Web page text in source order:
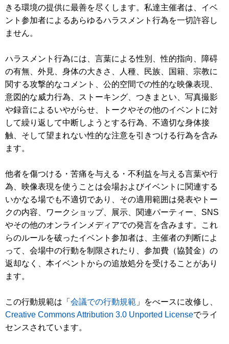
きる環境の提供に最善を尽くします。私達主催者は、イベ
ント参加者によるあらゆるハラスメント行為を一切許容し
ません。
ハラスメント行為には、言葉による性別、性的指向、障碍
の有無、外見、身体の大きさ、人種、民族、国籍、宗教に
関する攻撃的なコメント、公的空間での性的な映像表現、
意図的な威力行為、ストーキング、つきまとい、写真撮影
や録音によるいやがらせ、トークやその他のイベントに対
して繰り返して中断しようとする行為、不適切な身体接
触、そして望まれない性的な注意を引きつける行為を含み
ます。
他者を傷つける・苦痛を与える・不利益を与える言葉や行
為、映像表現を使うことは会場およびイベントに関連する
いかなる場でも不適切であり、その適用範囲は発表やトー
クの内容、ワークショップ、展示、関連パーティー、SNS
やその他のオンラインメディアでの発言を含みます。これ
らのルールを破ったイベント参加者は、主催者の判断によ
って、会場中の行動を制限されたり、参加費（協賛金）の
返却なく、本イベントからの追放処分を受けることがあり
ます。
この行動規範は「 会議での行動規範 」をべースに改修し、
Creative Commons Attribution 3.0 Unported Licenseでライ
センスされています。